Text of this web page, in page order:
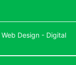
Web Design - Digital